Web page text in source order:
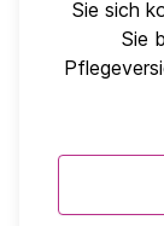
Sie sich
Sie